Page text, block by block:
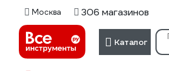
Москва 306 магазинов
Каталог